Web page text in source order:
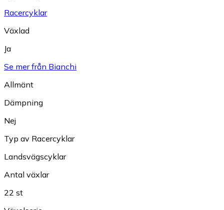
Racercyklar
Växlad
Ja
Se mer från Bianchi
Allmänt
Dämpning
Nej
Typ av Racercyklar
Landsvägscyklar
Antal växlar
22 st